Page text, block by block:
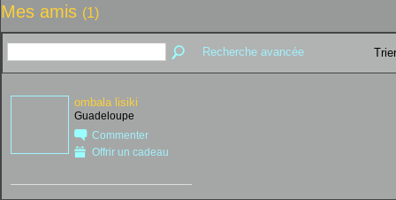
Mes amis (1)
Recherche avancée
ombala lisiki
Guadeloupe
Commenter
Offrir un cadeau